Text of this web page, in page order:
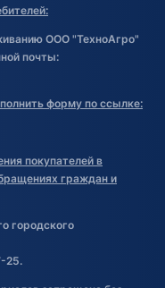
ООО "ТехноАгро"
почты:
форму по ссылке:
покупателей в
граждан и
городского
25.